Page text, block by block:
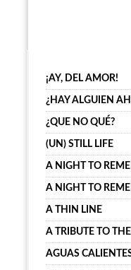
¡AY, DEL AMOR!
¿HAY ALGUIEN
¿QUE NO QUÉ?
(UN) STILL LIFE
A NIGHT TO
A NIGHT TO
A THIN LINE
A TRIBUTE TO
AGUAS